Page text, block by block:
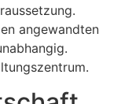
angewandten